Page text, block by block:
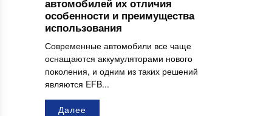
автомобилей их отличия
особенности и преимущества
использования
Современные автомобили все чаще
оснащаются аккумуляторами нового
поколения, и одним из таких решений
являются EFB...
Далее